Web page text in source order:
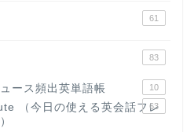
61
83
ース頻出英単語帳 10
（今日の使える英会話フレ
63